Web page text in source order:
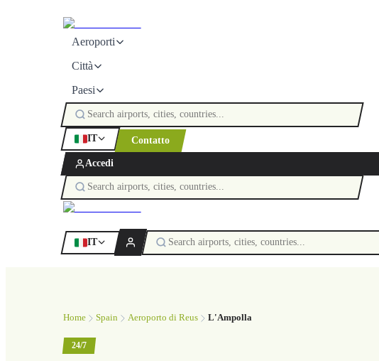
Aeroporti
Città
Paesi
IT Contatto
Accedi
IT
Home Spain Aeroporto di Reus L'Ampolla
24/7